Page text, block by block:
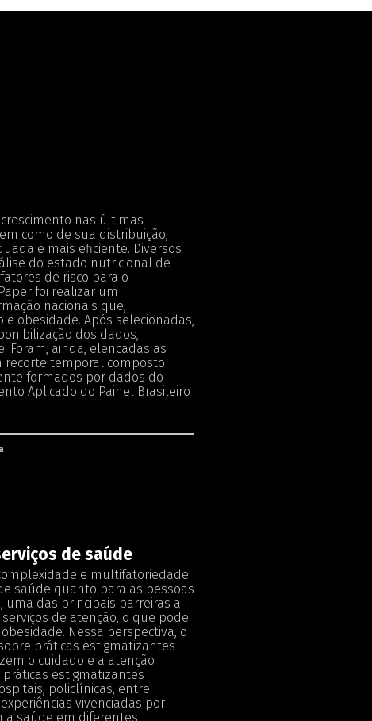
nas últimas
como de sua distribuição,
e mais eficiente. Diversos
do estado nutricional de
de risco para o
foi realizar um
nacionais que,
obesidade. Após selecionadas,
dos dados,
ainda, elencadas as
recorte temporal composto
formados por dados do
Aplicado do Painel Brasileiro
de saúde
e multifatoriedade
saúde quanto para as pessoas
uma das principais barreiras a
de atenção, o que pode
Nessa perspectiva, o
práticas estigmatizantes
o cuidado e a atenção
estigmatizantes
policlínicas, entre
vivenciadas por
a saúde em diferentes